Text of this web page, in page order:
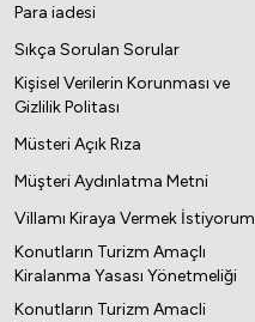
Para iadesi
Sıkça Sorulan Sorular
Kişisel Verilerin Korunması ve
Gizlilik Politası
Müsteri Açık Rıza
Müşteri Aydınlatma Metni
Villamı Kiraya Vermek İstiyorum
Konutların Turizm Amaçlı
Kiralanma Yasası Yönetmeliği
Konutların Turizm Amacli